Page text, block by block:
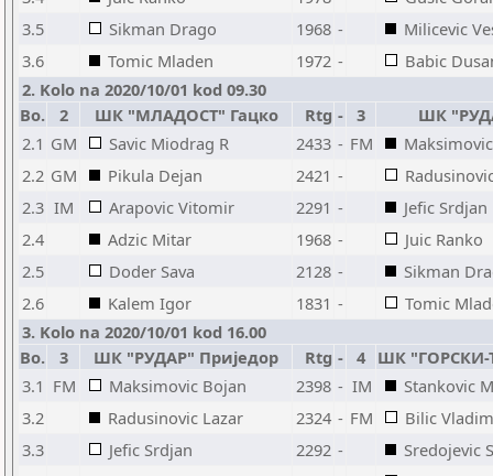
3.5
Sikman Drago 1968 -
Milicevic
3.6
Tomic Mladen 1972 -
Babic
2. Kolo na 2020/10/01 kod 09.30
Bo.
2 ШК "МЛАДОСТ" Гацко Rtg - 3
ШК
2.1 GM Savic Miodrag R 2433 - FM
2.2 GM Pikula Dejan 2421 -
2.3 IM Arapovic Vitomir 2291 -
Jefic Srdjan
2.4
Adzic Mitar 1968 -
Juic Ranko
2.5
Doder Sava 2128 -
Sikman
2.6
Kalem Igor 1831 -
Tomic
3. Kolo na 2020/10/01 kod 16.00
Bo.
3 ШК "РУДАР" Приједор Rtg - 4 ШК "ГОРСКИ-
3.1 FM Maksimovic Bojan 2398 - IM
Stankovic
3.2
Radusinovic Lazar 2324 - FM
Bilic
3.3
Jefic Srdjan 2292 -
Sredojevic